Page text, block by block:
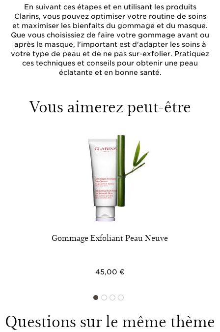
En suivant ces étapes et en utilisant les produits
Clarins, vous pouvez optimiser votre routine de soins
et maximiser les bienfaits du gommage et du masque.
Que vous choisissiez de faire votre gommage avant ou
après le masque, l'important est d'adapter les soins à
votre type de peau et de ne pas sur-exfolier. Pratiquez
ces techniques et conseils pour obtenir une peau
éclatante et en bonne santé.
Vous aimerez peut-être
Gommage Exfoliant Peau Neuve
45,00 €
Questions sur le même thème